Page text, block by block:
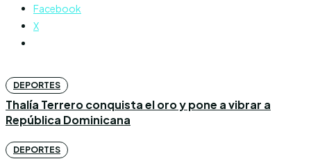
Facebook
X
DEPORTES
Thalía Terrero conquista el oro y pone a vibrar a
República Dominicana
DEPORTES